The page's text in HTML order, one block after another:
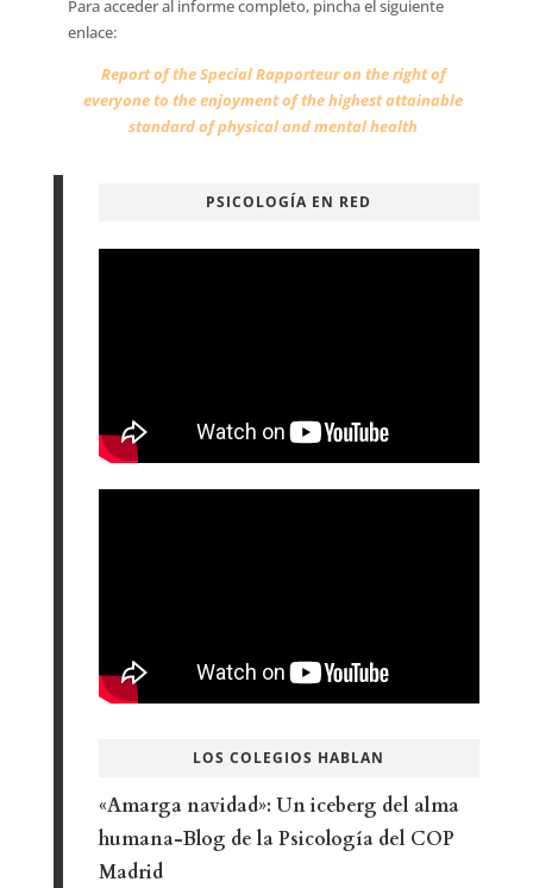
Para acceder al informe completo, pincha el siguiente
enlace:
Report of the Special Rapporteur on the right of
everyone to the enjoyment of the highest attainable
standard of physical and mental health
PSICOLOGÍA EN RED
LOS COLEGIOS HABLAN
«Amarga navidad»: Un iceberg del alma
humana-Blog de la Psicología del COP
Madrid